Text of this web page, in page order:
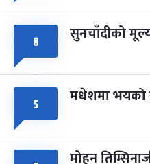
८ सुनचाँदीको
५ मधेशमा भयको
मोहन